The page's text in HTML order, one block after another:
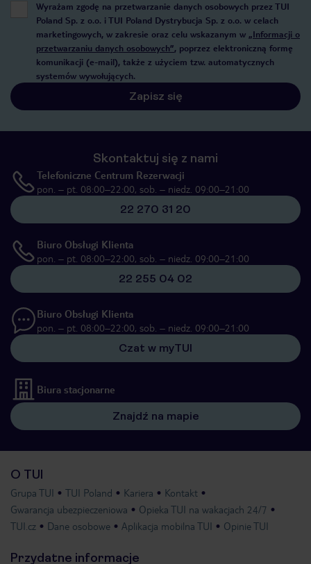
Wyrażam zgodę na przetwarzanie danych osobowych przez TUI
Poland Sp. z o.o. i TUI Poland Dystrybucja Sp. z o.o. w celach
marketingowych, w zakresie oraz celu wskazanym w „Informacji o
przetwarzaniu danych osobowych”, poprzez elektroniczną formę
komunikacji (e-mail), także z użyciem tzw. automatycznych
systemów wywołujących.
Zapisz się
Skontaktuj się z nami
Telefoniczne Centrum Rezerwacji
pon. – pt. 08:00–22:00, sob. – niedz. 09:00–21:00
22 270 31 20
Biuro Obsługi Klienta
pon. – pt. 08:00–22:00, sob. – niedz. 09:00–21:00
22 255 04 02
Biuro Obsługi Klienta
pon. – pt. 08:00–22:00, sob. – niedz. 09:00–21:00
Czat w myTUI
Biura stacjonarne
Znajdź na mapie
O TUI
Grupa TUI TUI Poland Kariera
Kontakt
Gwarancja ubezpieczeniowa
Opieka TUI na wakacjach 24/7
TUI.cz
Dane osobowe Aplikacja mobilna TUI Opinie TUI
Przydatne informacje